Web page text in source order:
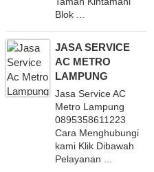
Blok ...
JASA SERVICE
AC METRO
LAMPUNG
Jasa Service AC
Metro Lampung
0895358611223
Cara Menghubungi
kami Klik Dibawah
Pelayanan ...